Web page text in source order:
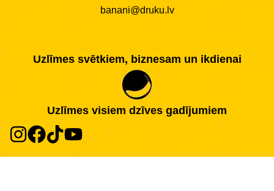
banani@druku.lv
Uzlīmes svētkiem, biznesam un ikdienai
Uzlīmes visiem dzīves gadījumiem